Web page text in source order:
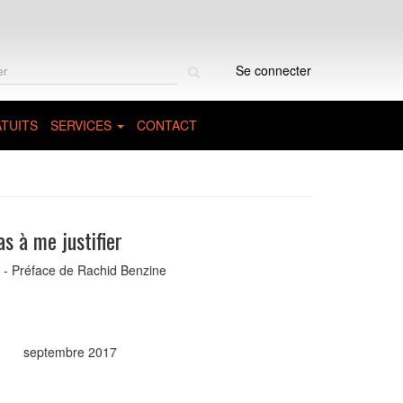
Se connecter
SERVICES CONTACT
à me justifier
Préface de Rachid Benzine
septembre 2017